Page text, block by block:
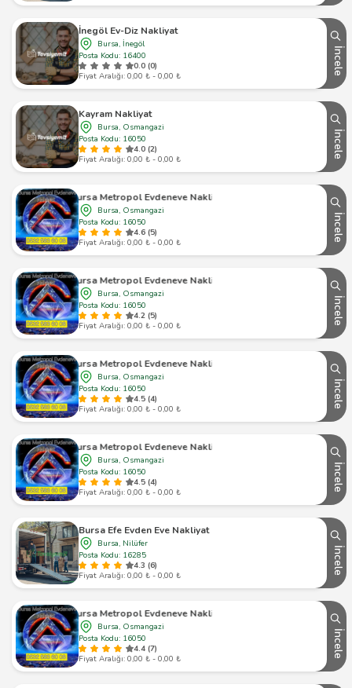
İnegöl Ev-Diz Nakliyat
Bursa, İnegöl
Posta Kodu: 16400
0.0 (0)
Fiyat Aralığı: 0,00 ₺ - 0,00 ₺
İncele
Kayram Nakliyat
Bursa, Osmangazi
Posta Kodu: 16050
4.0 (2)
Fiyat Aralığı: 0,00 ₺ - 0,00 ₺
İncele
Bursa Metropol Evdeneve Nakliyat
Bursa, Osmangazi
Posta Kodu: 16050
4.6 (5)
Fiyat Aralığı: 0,00 ₺ - 0,00 ₺
İncele
Bursa Metropol Evdeneve Nakliyat
Bursa, Osmangazi
Posta Kodu: 16050
4.2 (5)
Fiyat Aralığı: 0,00 ₺ - 0,00 ₺
İncele
Bursa Metropol Evdeneve Nakliyat
Bursa, Osmangazi
Posta Kodu: 16050
4.5 (4)
Fiyat Aralığı: 0,00 ₺ - 0,00 ₺
İncele
Bursa Metropol Evdeneve Nakliyat
Bursa, Osmangazi
Posta Kodu: 16050
4.5 (4)
Fiyat Aralığı: 0,00 ₺ - 0,00 ₺
İncele
Bursa Efe Evden Eve Nakliyat
Bursa, Nilüfer
Posta Kodu: 16285
4.3 (6)
Fiyat Aralığı: 0,00 ₺ - 0,00 ₺
İncele
Bursa Metropol Evdeneve Nakliyat
Bursa, Osmangazi
Posta Kodu: 16050
4.4 (7)
Fiyat Aralığı: 0,00 ₺ - 0,00 ₺
İncele